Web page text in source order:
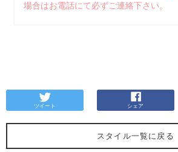
場合はお電話にて必ずご連絡下さい。
ツイート シェア
スタイル一覧に戻る